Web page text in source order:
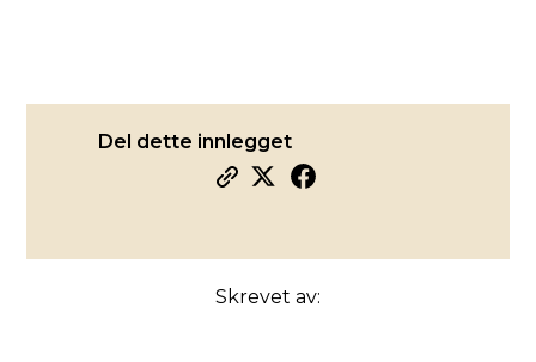
Del dette innlegget
Skrevet av: